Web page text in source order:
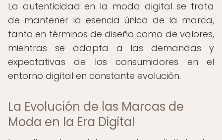
La autenticidad en la moda digital se trata
de mantener la esencia única de la marca,
tanto en términos de diseño como de valores,
mientras se adapta a las demandas y
expectativas de los consumidores en el
entorno digital en constante evolución.
La Evolución de las Marcas de
Moda en la Era Digital